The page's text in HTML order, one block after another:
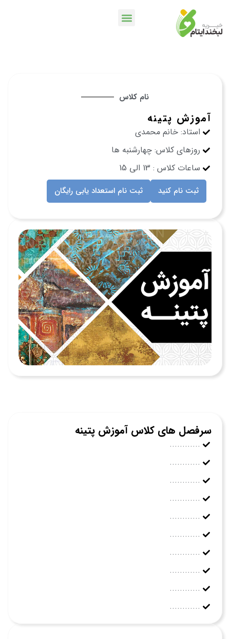
نام کلاس
آموزش پتینه
استاد: خانم محمدی
روزهای کلاس: چهارشنبه ها
ساعات کلاس : 13 الی 15
ثبت نام کنید ثبت نام استعداد یابی رایگان
سرفصل های کلاس آموزش پتینه
............
............
............
............
............
............
............
............
............
............